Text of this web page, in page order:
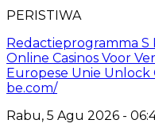
PERISTIWA
Redactieprogramma
Online Casinos Voor
Europese Unie
be.com/
Rabu, 5 Agu 2026 -